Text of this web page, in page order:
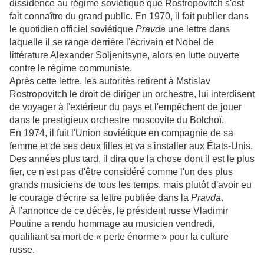
dissidence au régime soviétique que Rostropovitch s'est
fait connaître du grand public. En 1970, il fait publier dans
le quotidien officiel soviétique Pravda une lettre dans
laquelle il se range derrière l'écrivain et Nobel de
littérature Alexander Soljenitsyne, alors en lutte ouverte
contre le régime communiste.
Après cette lettre, les autorités retirent à Mstislav
Rostropovitch le droit de diriger un orchestre, lui interdisent
de voyager à l'extérieur du pays et l'empêchent de jouer
dans le prestigieux orchestre moscovite du Bolchoï.
En 1974, il fuit l'Union soviétique en compagnie de sa
femme et de ses deux filles et va s'installer aux États-Unis.
Des années plus tard, il dira que la chose dont il est le plus
fier, ce n'est pas d'être considéré comme l'un des plus
grands musiciens de tous les temps, mais plutôt d'avoir eu
le courage d'écrire sa lettre publiée dans la Pravda.
À l'annonce de ce décès, le président russe Vladimir
Poutine a rendu hommage au musicien vendredi,
qualifiant sa mort de « perte énorme » pour la culture
russe.